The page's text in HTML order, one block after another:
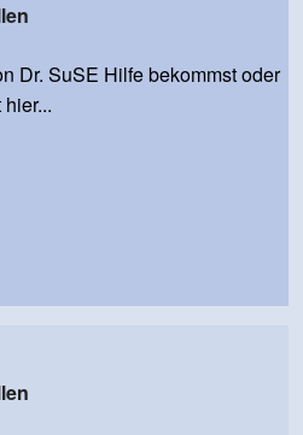
Dr. SuSE Hilfe bekommst oder